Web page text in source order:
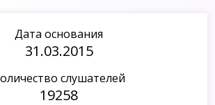
Дата основания
31.03.2015
слушателей
19258